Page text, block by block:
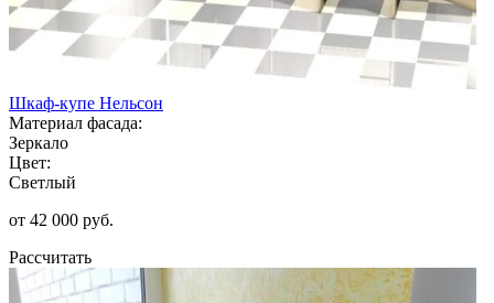
Шкаф-купе Нельсон
Материал фасада:
Зеркало
Цвет:
Светлый
от 42 000 руб.
Рассчитать